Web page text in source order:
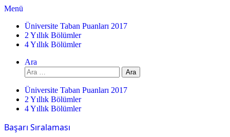
İçeriğe
Menü
Üniversite Taban Puanları 2017
2 Yıllık Bölümler
4 Yıllık Bölümler
Ara
Arama:
Üniversite Taban Puanları 2017
2 Yıllık Bölümler
4 Yıllık Bölümler
Başarı Sıralaması